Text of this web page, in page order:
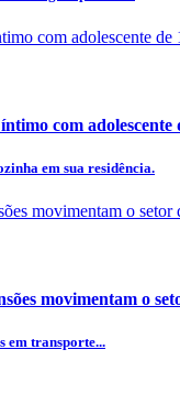
com adolescente
em sua residência.
movimentam o
em transporte...